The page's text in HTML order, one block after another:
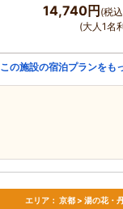
14,740円 (税
(大人1名
この施設の宿泊プランをも
エリア： 京都 > 湯の花・